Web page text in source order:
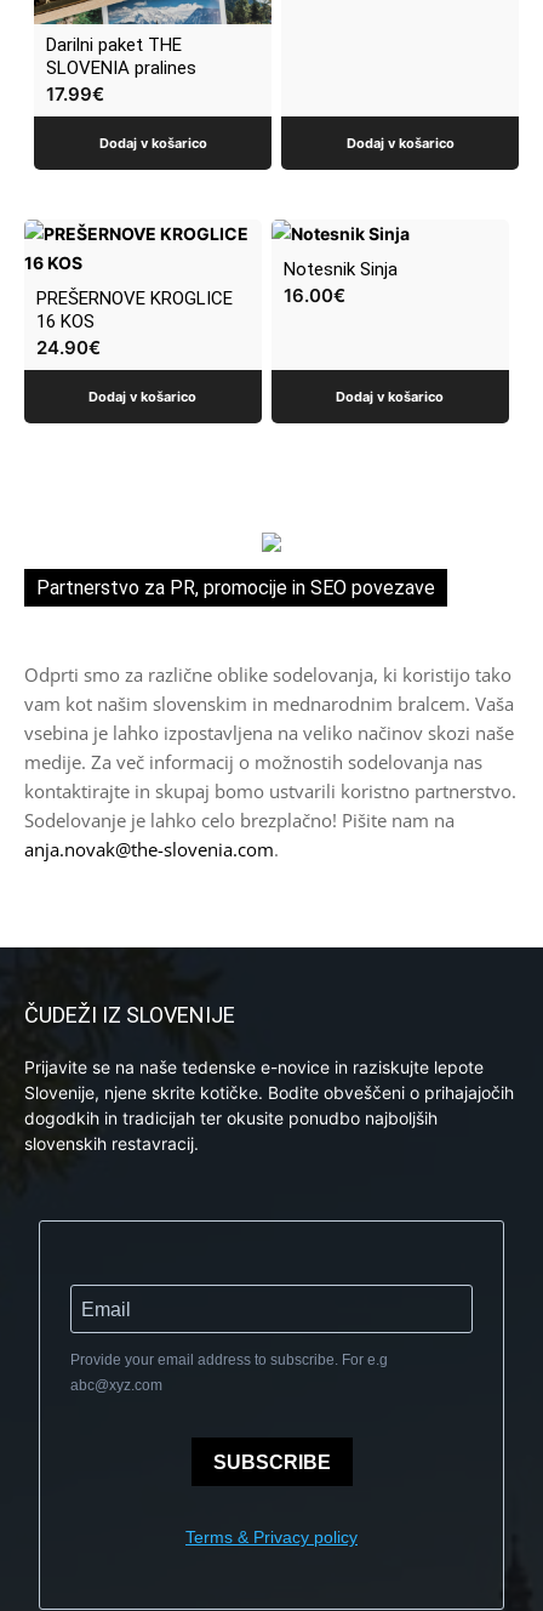
Darilni paket THE
SLOVENIA pralines
17.99€
Dodaj v košarico Dodaj v košarico
PREŠERNOVE KROGLICE
16 KOS
24.90€
Dodaj v košarico
Notesnik Sinja
16.00€
Dodaj v košarico
Partnerstvo za PR, promocije in SEO povezave
Odprti smo za različne oblike sodelovanja, ki koristijo tako
vam kot našim slovenskim in mednarodnim bralcem. Vaša
vsebina je lahko izpostavljena na veliko načinov skozi naše
medije. Za več informacij o možnostih sodelovanja nas
kontaktirajte in skupaj bomo ustvarili koristno partnerstvo.
Sodelovanje je lahko celo brezplačno! Pišite nam na
anja.novak@the-slovenia.com.
ČUDEŽI IZ SLOVENIJE
Prijavite se na naše tedenske e-novice in raziskujte lepote
Slovenije, njene skrite kotičke. Bodite obveščeni o prihajajočih
dogodkih in tradicijah ter okusite ponudbo najboljših
slovenskih restavracij.
Provide your email address to subscribe. For e.g
abc@xyz.com
SUBSCRIBE
Terms & Privacy policy